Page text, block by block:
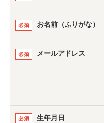
お名前（ふりがな）
メールアドレス
生年月日